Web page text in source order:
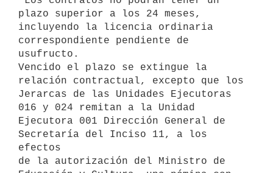
plazo superior a los 24 meses,
incluyendo la licencia ordinaria
correspondiente pendiente de
usufructo.
Vencido el plazo se extingue la
relación contractual, excepto que los
Jerarcas de las Unidades Ejecutoras
016 y 024 remitan a la Unidad
Ejecutora 001 Dirección General de
Secretaría del Inciso 11, a los
efectos
de la autorización del Ministro de